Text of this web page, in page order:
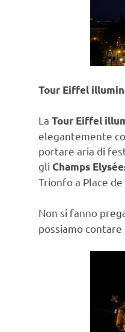
Tour Eiffel
La Tour Eiffel
elegantemente
portare aria di
gli Champs
Trionfo a Place
Non si fanno
possiamo